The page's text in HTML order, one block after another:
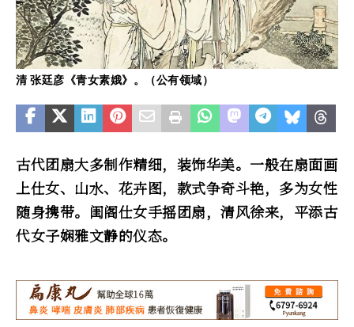
清 张廷彦《青女素娥》。（公有领域）
古代团扇大多制作精细，装饰华美。一般在扇面画
上仕女、山水、花卉图，款式争奇斗艳，多为女性
随身携带。闺阁仕女手摇团扇，清风徐来，平添古
代女子娴雅文静的仪态。